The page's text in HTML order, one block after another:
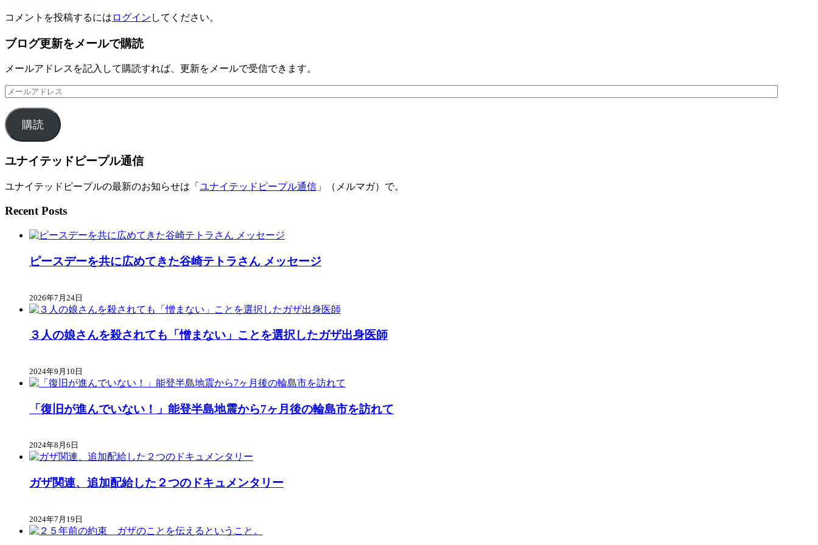
コメントを投稿するには ログイン してください。
ブログ更新をメールで購読
メールアドレスを記入して購読すれば、更新をメールで受信できます。
メ
ル
ア
ド
ス
購読
ユナイテッドピープル通信
ユナイテッドピープルの最新のお知らせは「 ユナイテッドピープル通信 」（メルマガ）で。
Recent Posts
ピースデーを共に広めてきた谷崎テトラさん メッセージ
2026年7月24日
３人の娘さんを殺されても「憎まない」ことを選択したガザ出身医師
2024年9月10日
「復旧が進んでいない！」能登半島地震から7ヶ月後の輪島市を訪れて
2024年8月6日
ガザ関連、追加配給した２つのドキュメンタリー
2024年7月19日